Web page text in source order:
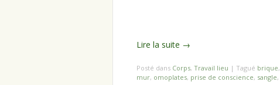
Lire la suite →
Posté dans Corps, Travail lieu | Tagué brique,
mur, omoplates, prise de conscience, sangle,